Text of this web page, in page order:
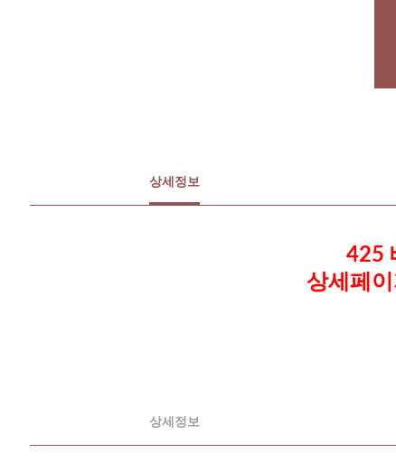
상세정보
425
상세페
상세정보